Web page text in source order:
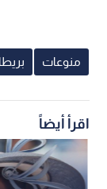
منوعات
اقرأ أيضاً